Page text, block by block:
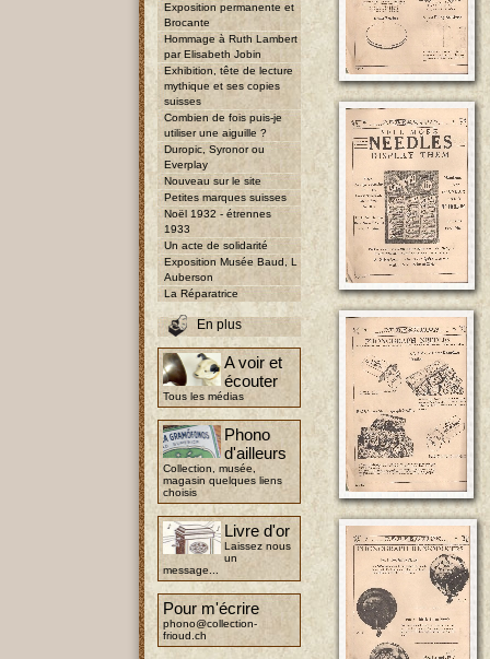
Exposition permanente et
Brocante
Hommage à Ruth Lambert
par Elisabeth Jobin
Exhibition, tête de lecture
mythique et ses copies
suisses
Combien de fois puis-je
utiliser une aiguille ?
Duropic, Syronor ou
Everplay
Nouveau sur le site
Petites marques suisses
Noël 1932 - étrennes
1933
Un acte de solidarité
Exposition Musée Baud, L
Auberson
La Réparatrice
En plus
A voir et
écouter
Tous les médias
Phono
d'ailleurs
Collection, musée,
magasin quelques liens
choisis
Livre d'or
Laissez nous
un
message...
Pour m'écrire
phono@collection-
frioud.ch